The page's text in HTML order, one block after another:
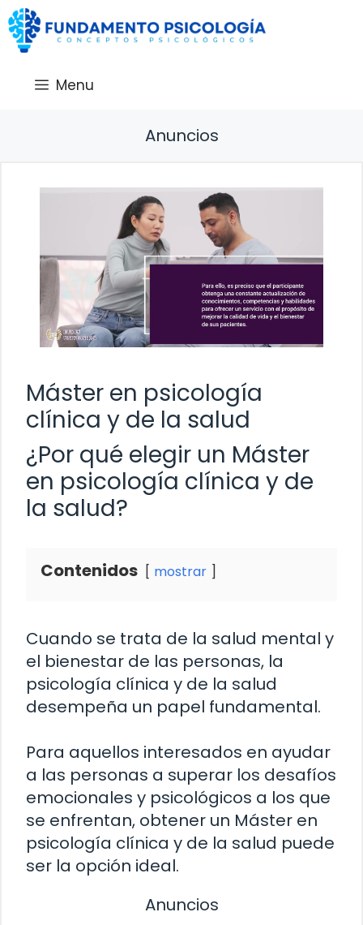
Saltar
al
contenido
Menu
Anuncios
Máster en psicología
clínica y de la salud
¿Por qué elegir un Máster
en psicología clínica y de
la salud?
Contenidos mostrar
Cuando se trata de la salud mental y
el bienestar de las personas, la
psicología clínica y de la salud
desempeña un papel fundamental.
Para aquellos interesados en ayudar
a las personas a superar los desafíos
emocionales y psicológicos a los que
se enfrentan, obtener un Máster en
psicología clínica y de la salud puede
ser la opción ideal.
Anuncios